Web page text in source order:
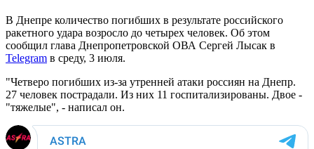
В Днепре количество погибших в результате российского
ракетного удара возросло до четырех человек. Об этом
сообщил глава Днепропетровской ОВА Сергей Лысак в
Telegram в среду, 3 июля.
"Четверо погибших из-за утренней атаки россиян на Днепр.
27 человек пострадали. Из них 11 госпитализированы. Двое -
"тяжелые", - написал он.